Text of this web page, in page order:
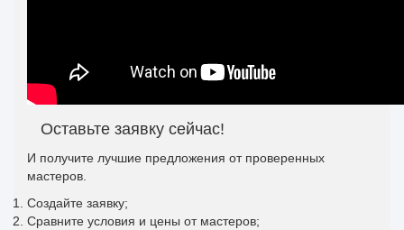
Оставьте заявку сейчас!
И получите лучшие предложения от проверенных
мастеров.
Создайте заявку;
Сравните условия и цены от мастеров;